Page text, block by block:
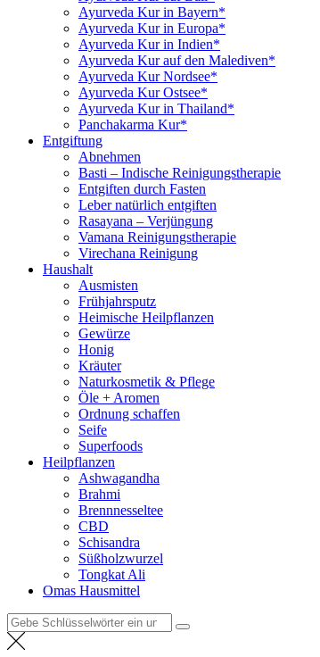
Ayurveda Kur in Bayern*
Ayurveda Kur in Europa*
Ayurveda Kur in Indien*
Ayurveda Kur auf den Malediven*
Ayurveda Kur Nordsee*
Ayurveda Kur Ostsee*
Ayurveda Kur in Thailand*
Panchakarma Kur*
Entgiftung
Abnehmen
Basti – Indische Reinigungstherapie
Entgiften durch Fasten
Leber natürlich entgiften
Rasayana – Verjüngung
Vamana Reinigungstherapie
Virechana Reinigung
Haushalt
Ausmisten
Frühjahrsputz
Heimische Heilpflanzen
Gewürze
Honig
Kräuter
Naturkosmetik & Pflege
Öle + Aromen
Ordnung schaffen
Seife
Superfoods
Heilpflanzen
Ashwagandha
Brahmi
Brennnesseltee
CBD
Schisandra
Süßholzwurzel
Tongkat Ali
Omas Hausmittel
Suchen
nach: